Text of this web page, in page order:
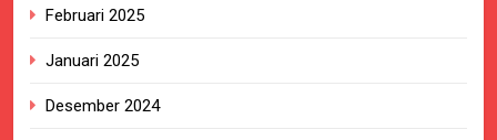
Februari 2025
Januari 2025
Desember 2024